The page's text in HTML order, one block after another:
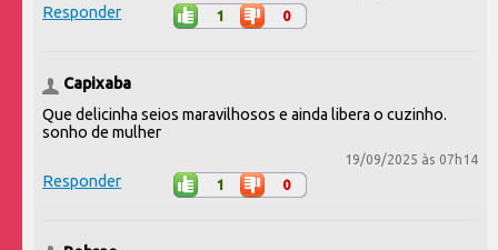
Responder 1 0
Capixaba
Que delicinha seios maravilhosos e ainda libera o cuzinho.
sonho de mulher
19/09/2025 às 07h14
Responder 1 0